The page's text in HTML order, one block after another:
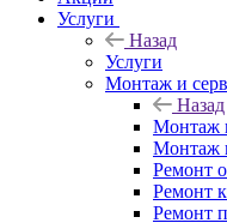
Услуги
Назад
Услуги
Монтаж и
Назад
Монтаж
Монтаж
Ремонт
Ремонт
Ремонт